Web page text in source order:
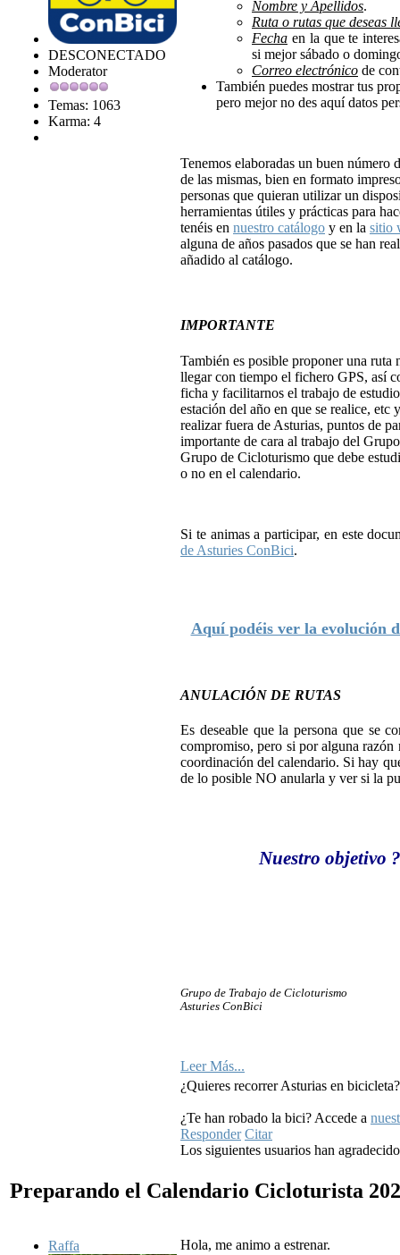
DESCONECTADO
Moderator
Temas: 1063
Karma: 4
Nombre y Apellidos.
Ruta o rutas que deseas
Fecha en la que te
si mejor sábado o
Correo electrónico de
También puedes mostrar tus
pero mejor no des aquí datos
Tenemos elaboradas un buen número
de las mismas, bien en formato
personas que quieran utilizar un
herramientas útiles y prácticas para
tenéis en nuestro catálogo y en la sitio
alguna de años pasados que se han
añadido al catálogo.
IMPORTANTE
También es posible proponer una ruta
llegar con tiempo el fichero GPS, así
ficha y facilitarnos el trabajo de
estación del año en que se realice, etc
realizar fuera de Asturias, puntos de
importante de cara al trabajo del
Grupo de Cicloturismo que debe
o no en el calendario.
Si te animas a participar, en este
de Asturies ConBici.
Aquí podéis ver la evolución
ANULACIÓN DE RUTAS
Es deseable que la persona que se
compromiso, pero si por alguna
coordinación del calendario. Si hay
de lo posible NO anularla y ver si la
Nuestro objetivo
Grupo de Trabajo de Cicloturismo
Asturies ConBici
Leer Más...
¿Quieres recorrer Asturias en
¿Te han robado la bici? Accede a
Responder Citar
Los siguientes usuarios han
Preparando el Calendario Cicloturista
Raffa Hola, me animo a estrenar.